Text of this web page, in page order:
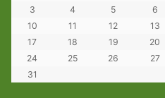
3
4 5 6
10
11 12 13
17
18 19 20
24
25 26 27
31